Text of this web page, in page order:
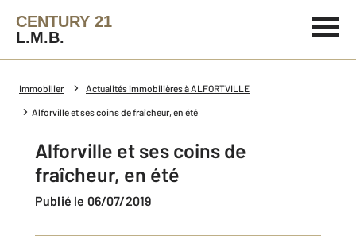
CENTURY 21
L.M.B.
Immobilier Actualités immobilières à ALFORTVILLE
Alforville et ses coins de fraîcheur, en été
Alforville et ses coins de
fraîcheur, en été
Publié le 06/07/2019